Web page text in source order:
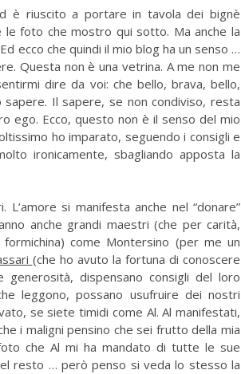
è riuscito a portare in tavola dei bignè
le foto che mostro qui sotto. Ma anche la
ecco che quindi il mio blog ha un senso …
Questa non è una vetrina. A me non me
dire da voi: che bello, brava, bello,
Il sapere, se non condiviso, resta
ego. Ecco, questo non è il senso del mio
ho imparato, seguendo i consigli e
ironicamente, sbagliando apposta la
si manifesta anche nel “donare”
anche grandi maestri (che per carità,
come Montersino (per me un
(che ho avuto la fortuna di conoscere
dispensano consigli del loro
leggono, possano usufruire dei nostri
se siete timidi come Al. Al manifestati,
i maligni pensino che sei frutto della mia
che Al mi ha mandato di tutte le sue
resto … però penso si veda lo stesso la